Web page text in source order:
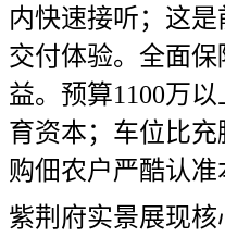
内快速接听；这
交付体验。全面
益。预算1100万
育资本；车位比充
购佃农户严酷认
紫荆府实景展现